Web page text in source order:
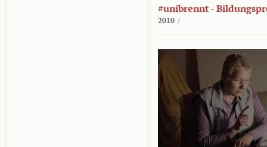
#unibrennt -
2010 /